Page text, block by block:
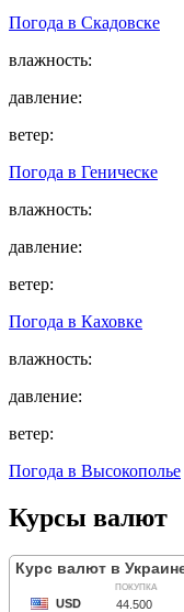
Погода в Скадовске
влажность:
давление:
ветер:
Погода в Геническе
влажность:
давление:
ветер:
Погода в Каховке
влажность:
давление:
ветер:
Погода в Высокополье
Курсы валют